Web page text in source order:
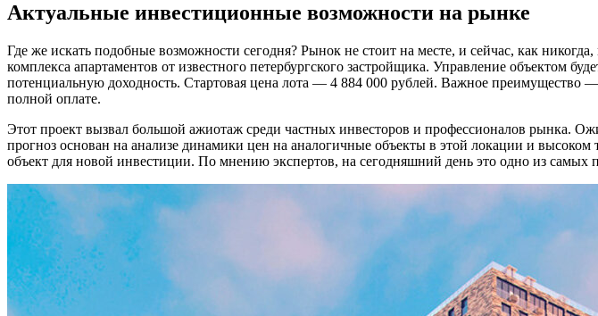
Актуальные инвестиционные возможности на рынке
Где же искать подобные возможности сегодня? Рынок не стоит на месте, и сейчас, как
комплекса апартаментов от известного петербургского застройщика. Управление объектом
потенциальную доходность. Стартовая цена лота — 4 884 000 рублей. Важное преимущество
полной оплате.
Этот проект вызвал большой ажиотаж среди частных инвесторов и профессионалов рынка.
прогноз основан на анализе динамики цен на аналогичные объекты в этой локации и
объект для новой инвестиции. По мнению экспертов, на сегодняшний день это одно из